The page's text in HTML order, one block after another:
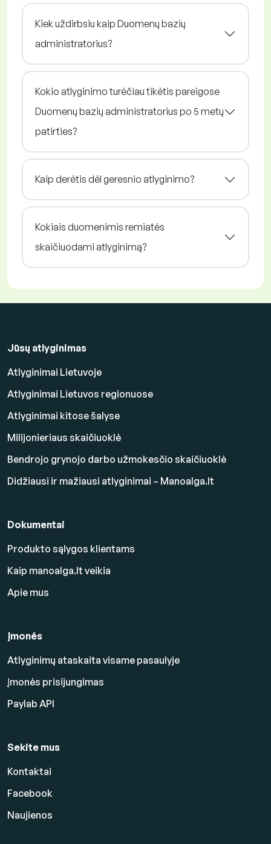
Kiek uždirbsiu kaip Duomenų bazių
administratorius?
Kokio atlyginimo turėčiau tikėtis pareigose
Duomenų bazių administratorius po 5 metų
patirties?
Kaip derėtis dėl geresnio atlyginimo?
Kokiais duomenimis remiatės
skaičiuodami atlyginimą?
Jūsų atlyginimas
Atlyginimai Lietuvoje
Atlyginimai Lietuvos regionuose
Atlyginimai kitose šalyse
Milijonieriaus skaičiuoklė
Bendrojo grynojo darbo užmokesčio skaičiuoklė
Didžiausi ir mažiausi atlyginimai – Manoalga.lt
Dokumentai
Produkto sąlygos klientams
Kaip manoalga.lt veikia
Apie mus
Įmonės
Atlyginimų ataskaita visame pasaulyje
Įmonės prisijungimas
Paylab API
Sekite mus
Kontaktai
Facebook
Naujienos